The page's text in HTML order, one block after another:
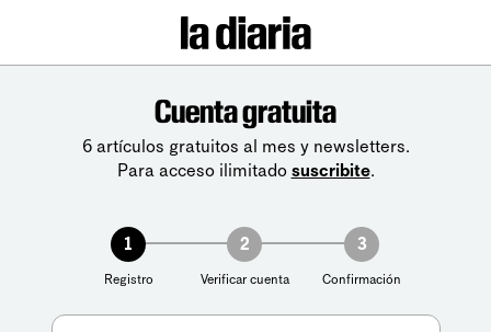
Cuenta gratuita
6 artículos gratuitos al mes y newsletters.
Para acceso ilimitado suscribite.
1
Registro
2
Verificar cuenta
3
Confirmación